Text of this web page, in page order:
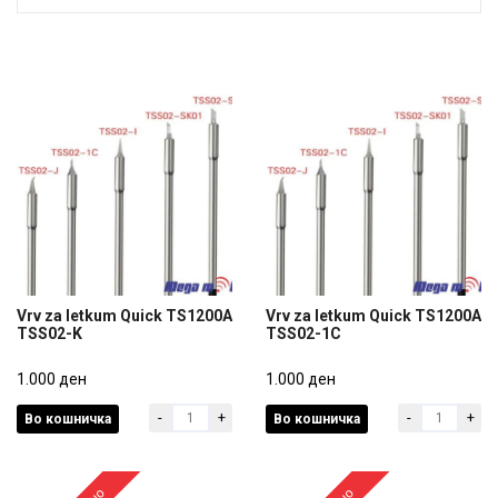
TSS02-K
1.000 ден
Vrv za letkum Quick TS1200A
TSS02-K
1.000 ден
Во кошничка - +
TSS02-1C
1.000 ден
Vrv za letkum Quick TS1200A
TSS02-1C
1.000 ден
Во кошничка - +